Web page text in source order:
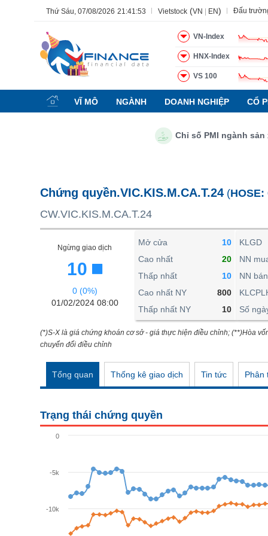
Thứ Sáu, 07/08/2026 21:41:54 Vietstock (VN EN) Đấu
VN-Index
HNX-Index
VS 100
VĨ MÔ NGÀNH DOANH NGHIỆP CỔ
Chỉ số PMI ngành sản
Chứng quyền.VIC.KIS.M.CA.T.24 (HOSE:
CW.VIC.KIS.M.CA.T.24
Ngừng giao dịch
10
0 (0%)
01/02/2024 08:00
Mở cửa
10
Cao nhất
20
Thấp nhất
10
Cao nhất NY
800
Thấp nhất NY
10
KLGD
NN
NN bán
Số
(*)S-X là giá chứng khoán cơ sở - giá thực hiện điều chỉnh; (**)Hòa
chuyển đổi điều chỉnh
Tổng quan Thống kê giao dịch Tin tức Phân
Trạng thái chứng quyền
-10k
-5k
0
Tính năng Ngành Mã chứng khoán Lãnh
BẤT ĐỘNG SẢN
TÀI CHÍNH
KINH TẾ
THẾ GIỚI
ĐÔNG DƯƠNG
PHÂN TÍCH
VS-SECTOR
NGUYÊN VẬT LIỆU
TIÊU DÙNG KHÔNG THIẾT YẾU
TIÊU DÙNG THIẾT YẾU
CHĂM SÓC SỨC KHỎE